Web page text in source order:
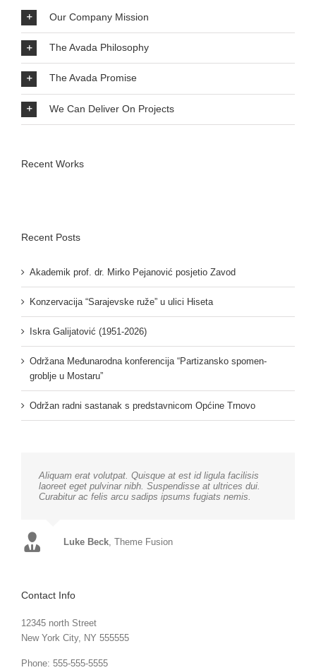
Our Company Mission
The Avada Philosophy
The Avada Promise
We Can Deliver On Projects
Recent Works
Recent Posts
Akademik prof. dr. Mirko Pejanović posjetio Zavod
Konzervacija “Sarajevske ruže” u ulici Hiseta
Iskra Galijatović (1951-2026)
Održana Međunarodna konferencija “Partizansko spomen-
groblje u Mostaru”
Održan radni sastanak s predstavnicom Općine Trnovo
Aliquam erat volutpat. Quisque at est id ligula facilisis
laoreet eget pulvinar nibh. Suspendisse at ultrices dui.
Curabitur ac felis arcu sadips ipsums fugiats nemis.
Luke Beck, Theme Fusion
Contact Info
12345 north Street
New York City, NY 555555
Phone: 555-555-5555